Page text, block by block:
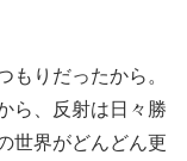
りだったから。
ら、反射は日々勝
世界がどんどん更